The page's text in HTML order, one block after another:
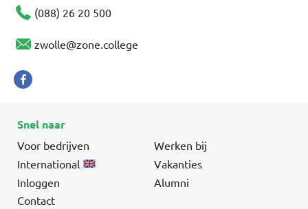
(088) 26 20 500
zwolle@zone.college
Snel naar
Voor bedrijven
Werken bij
International
Vakanties
Inloggen
Alumni
Contact